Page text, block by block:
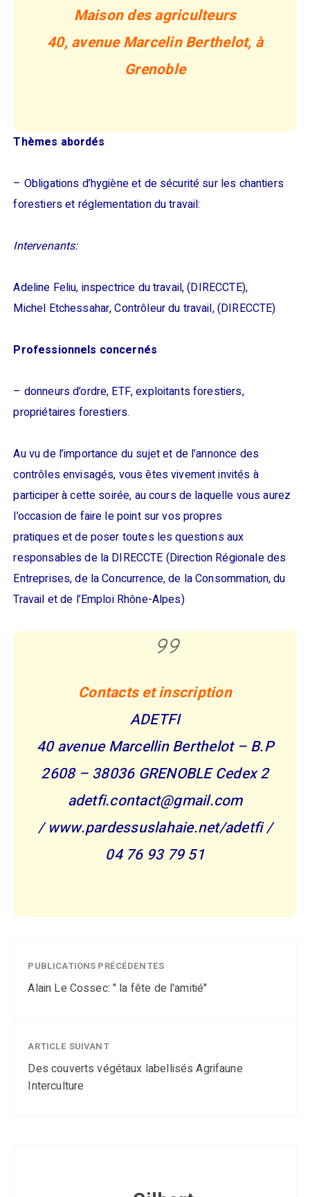
Maison des agriculteurs
40, avenue Marcelin Berthelot, à
Grenoble
Thèmes abordés
– Obligations d’hygiène et de sécurité sur les chantiers
forestiers et réglementation du travail:
Intervenants:
Adeline Feliu, inspectrice du travail, (DIRECCTE),
Michel Etchessahar, Contrôleur du travail, (DIRECCTE)
Professionnels concernés
– donneurs d’ordre, ETF, exploitants forestiers,
propriétaires forestiers.
Au vu de l’importance du sujet et de l’annonce des
contrôles envisagés, vous êtes vivement invités à
participer à cette soirée, au cours de laquelle vous aurez
l’occasion de faire le point sur vos propres
pratiques et de poser toutes les questions aux
responsables de la DIRECCTE (Direction Régionale des
Entreprises, de la Concurrence, de la Consommation, du
Travail et de l’Emploi Rhône-Alpes)
Contacts et inscription
ADETFI
40 avenue Marcellin Berthelot – B.P
2608 – 38036 GRENOBLE Cedex 2
adetfi.contact@gmail.com
/ www.pardessuslahaie.net/adetfi /
04 76 93 79 51
PUBLICATIONS PRÉCÉDENTES
Alain Le Cossec: " la fête de l'amitié"
ARTICLE SUIVANT
Des couverts végétaux labellisés Agrifaune
Interculture